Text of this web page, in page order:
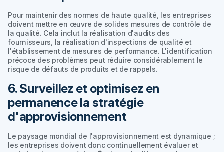
Pour maintenir des normes de haute qualité, les entreprises
doivent mettre en œuvre de solides mesures de contrôle de
la qualité. Cela inclut la réalisation d'audits des
fournisseurs, la réalisation d'inspections de qualité et
l'établissement de mesures de performance. L'identification
précoce des problèmes peut réduire considérablement le
risque de défauts de produits et de rappels.
6. Surveillez et optimisez en
permanence la stratégie
d'approvisionnement
Le paysage mondial de l'approvisionnement est dynamique ;
les entreprises doivent donc continuellement évaluer et